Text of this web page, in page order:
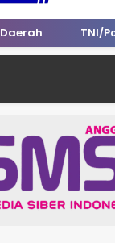
Daerah TNI/